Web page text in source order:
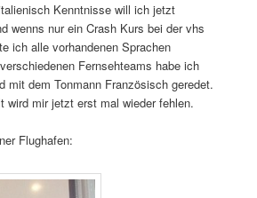
Kenntnisse will ich jetzt
wenns nur ein Crash Kurs bei der vhs
ich alle vorhandenen Sprachen
Fernsehteams habe ich
mit dem Tonmann Französisch geredet.
wird mir jetzt erst mal wieder fehlen.
Flughafen: